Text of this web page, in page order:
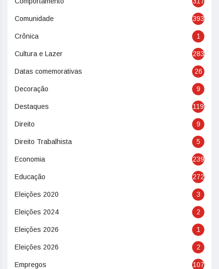
Comunidade 393
Crônica 1
Cultura e Lazer 283
Datas comemorativas 26
Decoração 9
Destaques 119
Direito 9
Direito Trabalhista 5
Economia 239
Educação 272
Eleições 2020 3
Eleições 2024 2
Eleições 2026 1
Eleições 2026 2
Empregos 107